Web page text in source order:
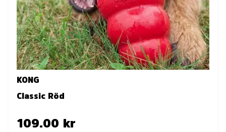
KONG
Classic Röd
109.00 kr